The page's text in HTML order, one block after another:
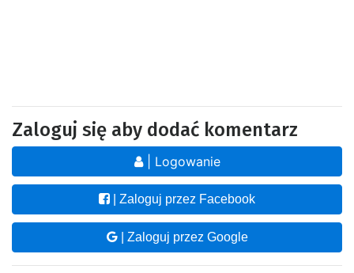
Zaloguj się aby dodać komentarz
| Logowanie
| Zaloguj przez Facebook
| Zaloguj przez Google